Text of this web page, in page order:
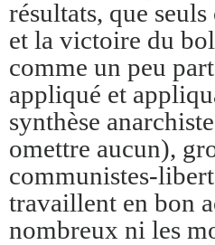
résultats, que
et la victoire du
comme un peu
appliqué et
synthèse
omettre aucun),
communistes-
travaillent en bon
nombreux ni les